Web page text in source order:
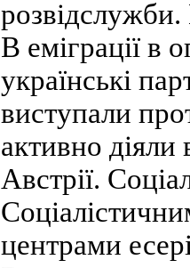
В еміграції в
українські
виступали
активно
Австрії.
центрами